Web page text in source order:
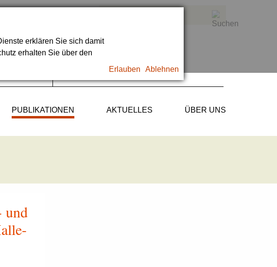
erklären Sie sich damit
erhalten Sie über den
Erlauben Ablehnen
PUBLIKATIONEN AKTUELLES ÜBER UNS
und